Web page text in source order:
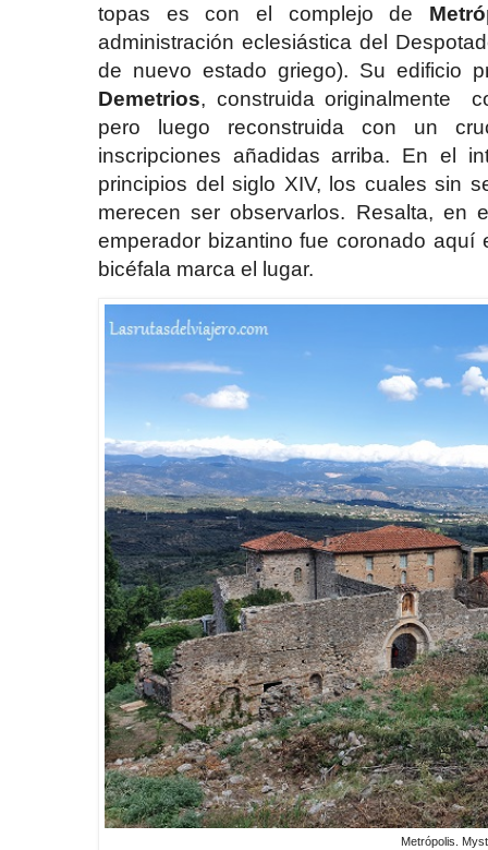
topas es con el complejo de
administración eclesiástica del
de nuevo estado griego). Su edificio
Demetrios, construida originalmente
pero luego reconstruida con un
inscripciones añadidas arriba. En el
principios del siglo XIV, los cuales sin
merecen ser observarlos. Resalta, en
emperador bizantino fue coronado
bicéfala marca el lugar.
Metrópolis.